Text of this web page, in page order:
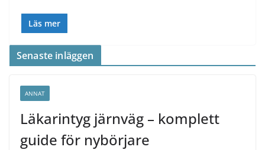
Läs mer
Senaste inläggen
ANNAT
Läkarintyg järnväg – komplett
guide för nybörjare